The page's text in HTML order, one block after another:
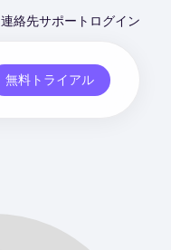
Menu
連絡先サポート ログイン
無料トライアル